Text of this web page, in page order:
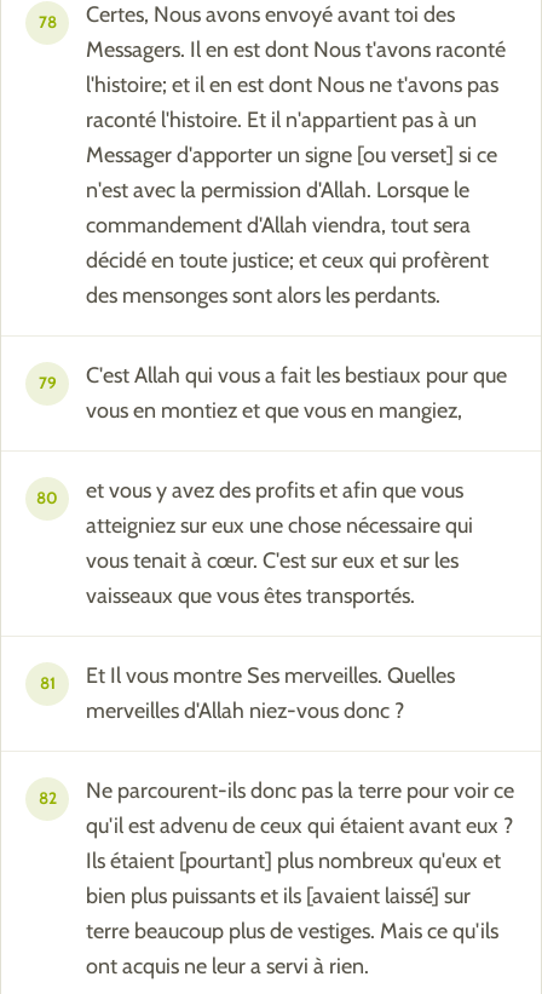
78
Certes, Nous avons envoyé avant toi des
Messagers. Il en est dont Nous t'avons raconté
l'histoire; et il en est dont Nous ne t'avons pas
raconté l'histoire. Et il n'appartient pas à un
Messager d'apporter un signe [ou verset] si ce
n'est avec la permission d'Allah. Lorsque le
commandement d'Allah viendra, tout sera
décidé en toute justice; et ceux qui profèrent
des mensonges sont alors les perdants.
79
C'est Allah qui vous a fait les bestiaux pour que
vous en montiez et que vous en mangiez,
80
et vous y avez des profits et afin que vous
atteigniez sur eux une chose nécessaire qui
vous tenait à cœur. C'est sur eux et sur les
vaisseaux que vous êtes transportés.
81
Et Il vous montre Ses merveilles. Quelles
merveilles d'Allah niez-vous donc ?
82
Ne parcourent-ils donc pas la terre pour voir ce
qu'il est advenu de ceux qui étaient avant eux ?
Ils étaient [pourtant] plus nombreux qu'eux et
bien plus puissants et ils [avaient laissé] sur
terre beaucoup plus de vestiges. Mais ce qu'ils
ont acquis ne leur a servi à rien.